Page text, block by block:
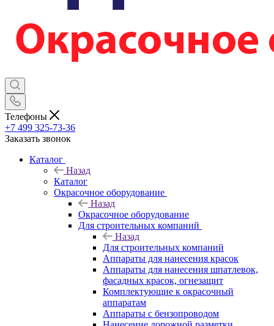
Телефоны
+7 499 325-73-36
Заказать звонок
Каталог
Назад
Каталог
Окрасочное оборудование
Назад
Окрасочное оборудование
Для строительных компаний
Назад
Для строительных компаний
Аппараты для нанесения красок
Аппараты для нанесения шпатлевок,
фасадных красок, огнезащит
Комплектующие к окрасочный
аппаратам
Аппараты с бензопроводом